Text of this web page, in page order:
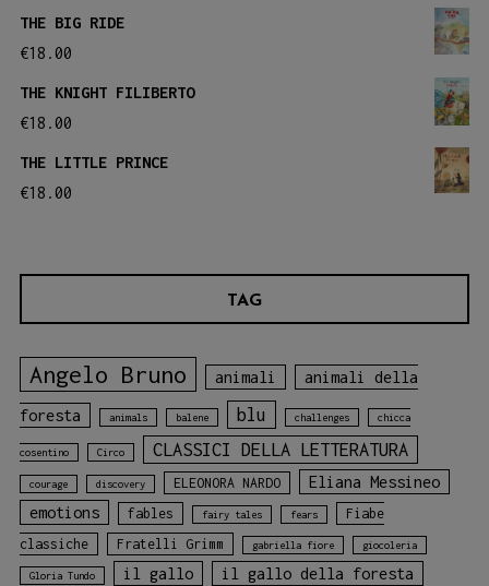
THE BIG RIDE
€18.00
THE KNIGHT FILIBERTO
€18.00
THE LITTLE PRINCE
€18.00
TAG
Angelo Bruno animali animali della
foresta animals balene blu challenges chicca
cosentino Circo CLASSICI DELLA LETTERATURA
courage discovery ELEONORA NARDO
Eliana Messineo
emotions
fables fairy tales fears
Fiabe
classiche
Fratelli Grimm gabriella fiore giocoleria
Gloria Tundo il gallo il gallo della foresta